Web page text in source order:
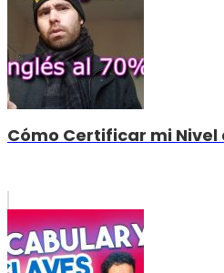
Cómo Certificar mi Nivel